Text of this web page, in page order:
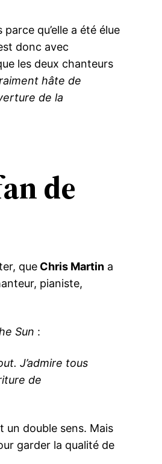
parce qu’elle a été élue
donc avec
les deux chanteurs
hâte de
de la
de
que Chris Martin a
pianiste,
Sun :
J’admire tous
de
double sens. Mais
garder la qualité de